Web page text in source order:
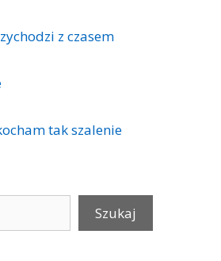
z czasem
tak szalenie
Szukaj